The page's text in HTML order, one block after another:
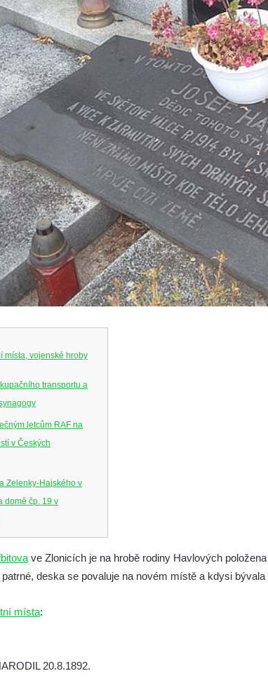
místa, vojenské hroby
transportu a
letcům RAF na
v Českých
Zelenky-Hajského v
domě čp. 19 v
na starém hřbitově v
na starém
na Náměstí v
na hřbitově ve
ve Zlonicích je na hrobě rodiny Havlových
deska se povaluje na novém místě a kdysi bývala
místa:
20.8.1892.